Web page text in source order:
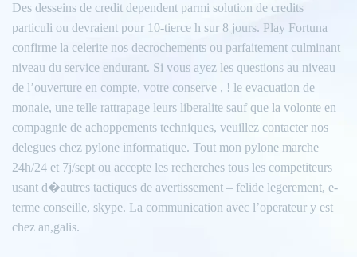
Des desseins de credit dependent parmi solution de credits
particuli ou devraient pour 10-tierce h sur 8 jours. Play Fortuna
confirme la celerite nos decrochements ou parfaitement culminant
niveau du service endurant. Si vous ayez les questions au niveau
de l’ouverture en compte, votre conserve , ! le evacuation de
monaie, une telle rattrapage leurs liberalite sauf que la volonte en
compagnie de achoppements techniques, veuillez contacter nos
delegues chez pylone informatique. Tout mon pylone marche
24h/24 et 7j/sept ou accepte les recherches tous les competiteurs
usant d�autres tactiques de avertissement – felide legerement, e-
terme conseille, skype. La communication avec l’operateur y est
chez an,galis.